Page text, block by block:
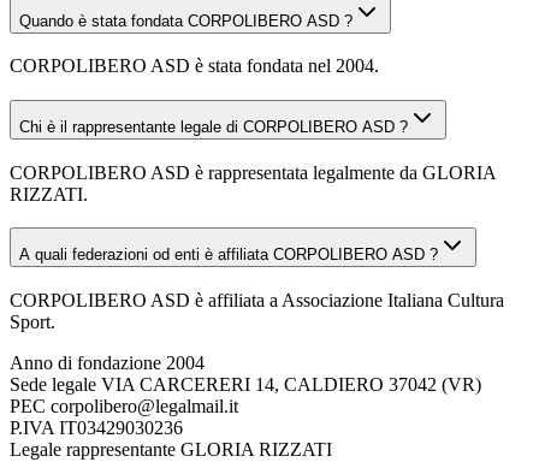
Quando è stata fondata CORPOLIBERO ASD ?
CORPOLIBERO ASD è stata fondata nel 2004.
Chi è il rappresentante legale di CORPOLIBERO ASD ?
CORPOLIBERO ASD è rappresentata legalmente da GLORIA
RIZZATI.
A quali federazioni od enti è affiliata CORPOLIBERO ASD ?
CORPOLIBERO ASD è affiliata a Associazione Italiana Cultura
Sport.
Anno di fondazione 2004
Sede legale VIA CARCERERI 14, CALDIERO 37042 (VR)
PEC corpolibero@legalmail.it
P.IVA IT03429030236
Legale rappresentante GLORIA RIZZATI